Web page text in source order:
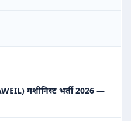
मशीनिस्ट भर्ती 2026 —